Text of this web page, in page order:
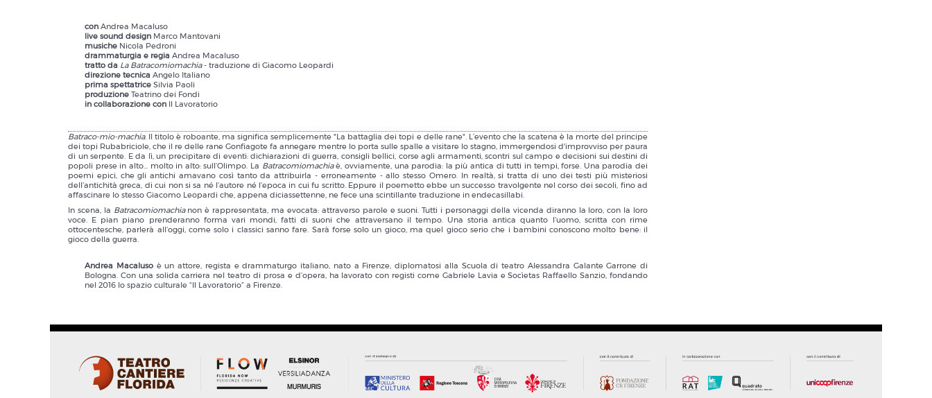
con Andrea Macaluso
live sound design Marco Mantovani
musiche Nicola Pedroni
drammaturgia e regia Andrea Macaluso
tratto da La Batracomiomachia- traduzione di Giacomo Leopardi
direzione tecnica Angelo Italiano
prima spettatrice Silvia Paoli
produzione Teatrino dei Fondi
in collaborazione con Il Lavoratorio
Batraco-mio-machia. Il titolo è roboante, ma significa semplicemente "La battaglia dei topi e delle rane". L’evento che la scatena è la morte del principe
dei topi Rubabriciole, che il re delle rane Gonfiagote fa annegare mentre lo porta sulle spalle a visitare lo stagno, immergendosi d'improvviso per paura
di un serpente. E da lì, un precipitare di eventi: dichiarazioni di guerra, consigli bellici, corse agli armamenti, scontri sul campo e decisioni sui destini di
popoli prese in alto... molto in alto: sull’Olimpo. La Batracomiomachiaè, ovviamente, una parodia: la più antica di tutti in tempi, forse. Una parodia dei
poemi epici, che gli antichi amavano così tanto da attribuirla - erroneamente - allo stesso Omero. In realtà, si tratta di uno dei testi più misteriosi
dell’antichità greca, di cui non si sa né l’autore né l’epoca in cui fu scritto. Eppure il poemetto ebbe un successo travolgente nel corso dei secoli, fino ad
affascinare lo stesso Giacomo Leopardi che, appena diciassettenne, ne fece una scintillante traduzione in endecasillabi.
In scena, la Batracomiomachianon è rappresentata, ma evocata: attraverso parole e suoni. Tutti i personaggi della vicenda diranno la loro, con la loro
voce. E pian piano prenderanno forma vari mondi, fatti di suoni che attraversano il tempo. Una storia antica quanto l’uomo, scritta con rime
ottocentesche, parlerà all’oggi, come solo i classici sanno fare. Sarà forse solo un gioco, ma quel gioco serio che i bambini conoscono molto bene: il
gioco della guerra.
Andrea Macalusoè un attore, regista e drammaturgo italiano, nato a Firenze, diplomatosi alla Scuola di teatro Alessandra Galante Garrone di
Bologna. Con una solida carriera nel teatro di prosa e d’opera, ha lavorato con registi come Gabriele Lavia e Socìetas Raffaello Sanzio, fondando
nel 2016 lo spazio culturale “Il Lavoratorio” a Firenze.